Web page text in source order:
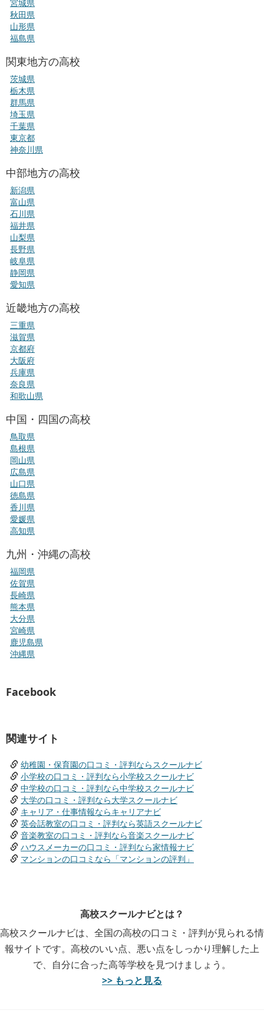
宮城県
秋田県
山形県
福島県
関東地方の高校
茨城県
栃木県
群馬県
埼玉県
千葉県
東京都
神奈川県
中部地方の高校
新潟県
富山県
石川県
福井県
山梨県
長野県
岐阜県
静岡県
愛知県
近畿地方の高校
三重県
滋賀県
京都府
大阪府
兵庫県
奈良県
和歌山県
中国・四国の高校
鳥取県
島根県
岡山県
広島県
山口県
徳島県
香川県
愛媛県
高知県
九州・沖縄の高校
福岡県
佐賀県
長崎県
熊本県
大分県
宮崎県
鹿児島県
沖縄県
Facebook
関連サイト
幼稚園・保育園の口コミ・評判ならスクールナビ
小学校の口コミ・評判なら小学校スクールナビ
中学校の口コミ・評判なら中学校スクールナビ
大学の口コミ・評判なら大学スクールナビ
キャリア・仕事情報ならキャリアナビ
英会話教室の口コミ・評判なら英語スクールナビ
音楽教室の口コミ・評判なら音楽スクールナビ
ハウスメーカーの口コミ・評判なら家情報ナビ
マンションの口コミなら「マンションの評判」
高校スクールナビとは？
高校スクールナビは、全国の高校の口コミ・評判が見られる情
報サイトです。高校のいい点、悪い点をしっかり理解した上
で、自分に合った高等学校を見つけましょう。
>> もっと見る